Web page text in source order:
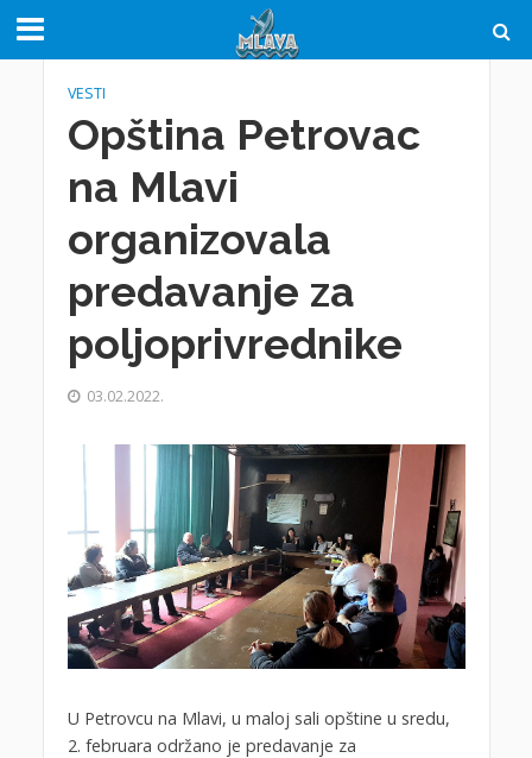
VESTI
Opština Petrovac
na Mlavi
organizovala
predavanje za
poljoprivrednike
03.02.2022.
U Petrovcu na Mlavi, u maloj sali opštine u sredu,
2. februara održano je predavanje za